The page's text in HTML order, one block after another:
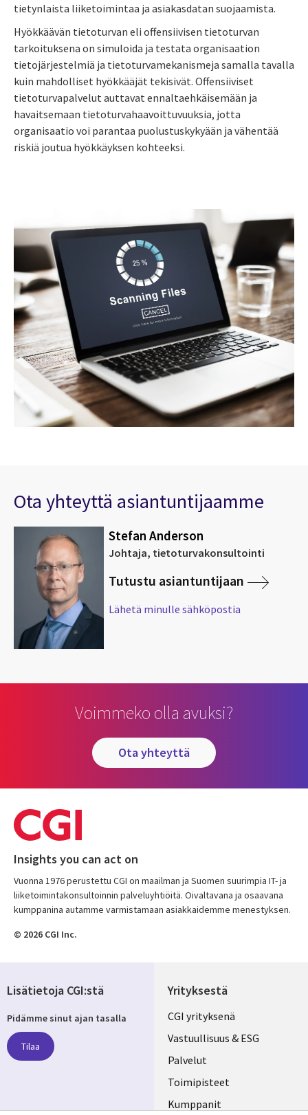
tietynlaista liiketoimintaa ja asiakasdatan suojaamista.
Hyökkäävän tietoturvan eli offensiivisen tietoturvan
tarkoituksena on simuloida ja testata organisaation
tietojärjestelmiä ja tietoturvamekanismeja samalla tavalla
kuin mahdolliset hyökkääjät tekisivät. Offensiiviset
tietoturvapalvelut auttavat ennaltaehkäisemään ja
havaitsemaan tietoturvahaavoittuvuuksia, jotta
organisaatio voi parantaa puolustuskykyään ja vähentää
riskiä joutua hyökkäyksen kohteeksi.
Ota yhteyttä asiantuntijaamme
Stefan Anderson
Johtaja, tietoturvakonsultointi
Tutustu asiantuntijaan
Lähetä minulle sähköpostia
Voimmeko olla avuksi?
ota yhteyttä
Insights you can act on
Vuonna 1976 perustettu CGI on maailman ja Suomen suurimpia IT- ja
liiketoimintakonsultoinnin palveluyhtiöitä. Oivaltavana ja osaavana
kumppanina autamme varmistamaan asiakkaidemme menestyksen.
© 2026 CGI Inc.
Yrityksestä
Useful
links
FINLAND
CGI yrityksenä
Vastuullisuus & ESG
Palvelut
Toimipisteet
Kumppanit
Lisätietoja CGI:stä
Pidämme sinut ajan tasalla
Tilaa